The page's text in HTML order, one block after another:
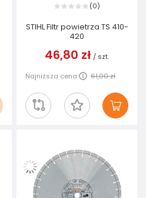
(0)
STIHL Filtr powietrza TS 410-
420
46,80 zł / szt.
Najniższa cena: 61,00 zł